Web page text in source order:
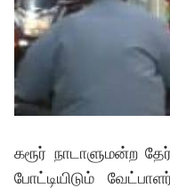
கரூர் நாடாளுமன்ற
போட்டியிடும்